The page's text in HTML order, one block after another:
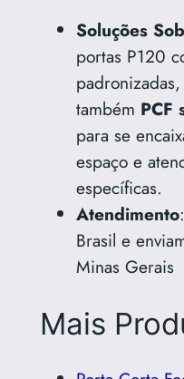
Soluções
portas P120
também PCF
para se
espaço e
específicas.
Atendimento
Brasil e
Minas Gerais
Mais